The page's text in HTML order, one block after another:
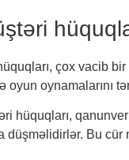
çox vacib
oynamalarını
hüquqları,
Bu cür